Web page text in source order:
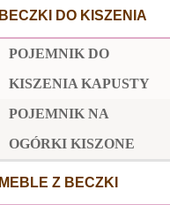
BECZKI DO KISZENIA
POJEMNIK DO
KISZENIA KAPUSTY
POJEMNIK NA
OGÓRKI KISZONE
MEBLE Z BECZKI